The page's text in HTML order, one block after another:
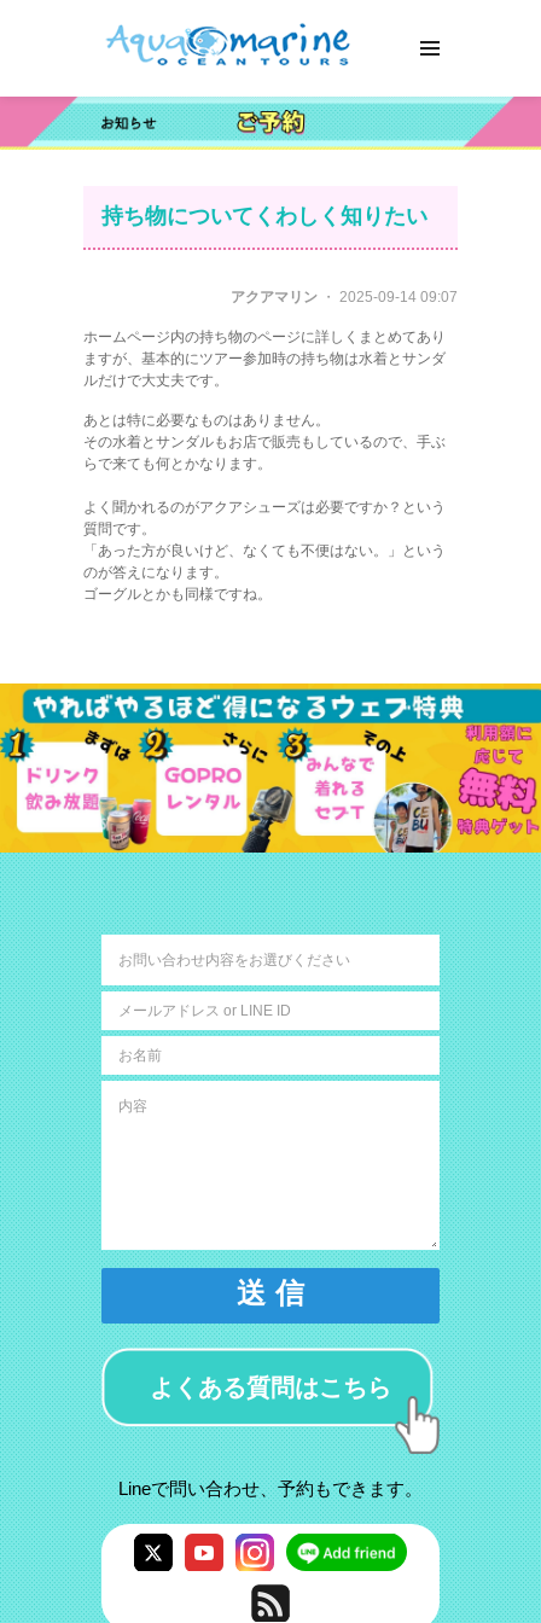
持ち物についてくわしく知りたい
アクアマリン ・ 2025-09-14 09:07
ホームページ内の持ち物のページに詳しくまとめてあり
ますが、基本的にツアー参加時の持ち物は水着とサンダ
ルだけで大丈夫です。
あとは特に必要なものはありません。
その水着とサンダルもお店で販売もしているので、手ぶ
らで来ても何とかなります。
よく聞かれるのがアクアシューズは必要ですか？という
質問です。
「あった方が良いけど、なくても不便はない。」という
のが答えになります。
ゴーグルとかも同様ですね。
送 信
よくある質問はこちら
Lineで問い合わせ、予約もできます。